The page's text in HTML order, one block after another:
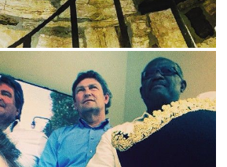
Ago 3